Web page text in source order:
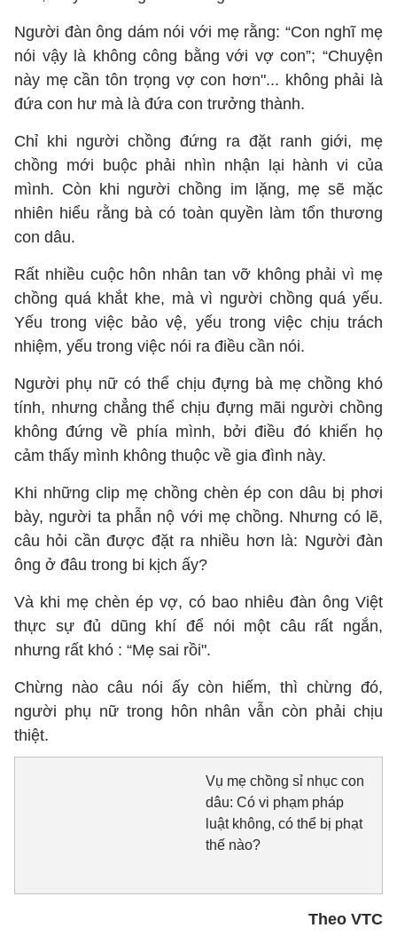
Người đàn ông dám nói với mẹ rằng: “Con nghĩ mẹ
nói vậy là không công bằng với vợ con”; “Chuyện
này mẹ cần tôn trọng vợ con hơn"... không phải là
đứa con hư mà là đứa con trưởng thành.
Chỉ khi người chồng đứng ra đặt ranh giới, mẹ
chồng mới buộc phải nhìn nhận lại hành vi của
mình. Còn khi người chồng im lặng, mẹ sẽ mặc
nhiên hiểu rằng bà có toàn quyền làm tổn thương
con dâu.
Rất nhiều cuộc hôn nhân tan vỡ không phải vì mẹ
chồng quá khắt khe, mà vì người chồng quá yếu.
Yếu trong việc bảo vệ, yếu trong việc chịu trách
nhiệm, yếu trong việc nói ra điều cần nói.
Người phụ nữ có thể chịu đựng bà mẹ chồng khó
tính, nhưng chẳng thể chịu đựng mãi người chồng
không đứng về phía mình, bởi điều đó khiến họ
cảm thấy mình không thuộc về gia đình này.
Khi những clip mẹ chồng chèn ép con dâu bị phơi
bày, người ta phẫn nộ với mẹ chồng. Nhưng có lẽ,
câu hỏi cần được đặt ra nhiều hơn là: Người đàn
ông ở đâu trong bi kịch ấy?
Và khi mẹ chèn ép vợ, có bao nhiêu đàn ông Việt
thực sự đủ dũng khí để nói một câu rất ngắn,
nhưng rất khó : “Mẹ sai rồi".
Chừng nào câu nói ấy còn hiếm, thì chừng đó,
người phụ nữ trong hôn nhân vẫn còn phải chịu
thiệt.
Vụ mẹ chồng sỉ nhục con
dâu: Có vi phạm pháp
luật không, có thể bị phạt
thế nào?
Theo VTC